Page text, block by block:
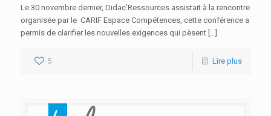
Le 30 novembre dernier, Didac’Ressources assistait à la rencontre
organisée par le CARIF Espace Compétences, cette conférence a
permis de clarifier les nouvelles exigences qui pèsent […]
5 Lire plus